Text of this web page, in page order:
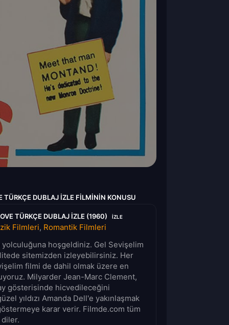
TÜRKÇE DUBLAJ IZLE FILMININ KONUSU
TÜRKÇE DUBLAJ IZLE (1960) IZLE
Filmleri, Romantik Filmleri
hoşgeldiniz. Gel Sevişelim
sitemizden izleyebilirsiniz. Her
filmi de dahil olmak üzere en
Milyarder Jean-Marc Clement,
gösterisinde hicvedileceğini
yıldızı Amanda Dell'e yakınlaşmak
karar verir. Filmde.com tüm